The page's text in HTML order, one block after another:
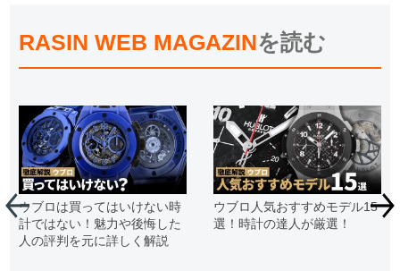
RASIN WEB MAGAZINを読む
ウブロは買ってはいけない時
計ではない！魅力や後悔した
人の評判を元に詳しく解説
ウブロ人気おすすめモデル15
選！時計の達人が厳選！